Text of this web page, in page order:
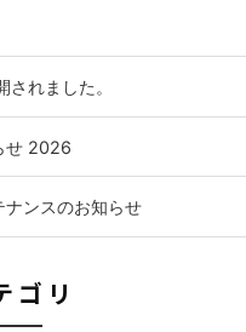
れました。
せ 2026
ナンスのお知らせ
ゴリ